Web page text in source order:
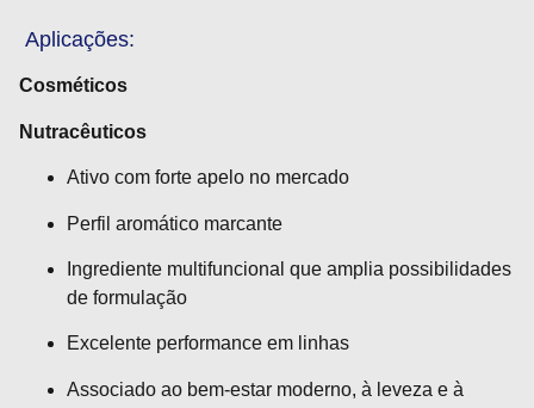
Aplicações:
Cosméticos
Nutracêuticos
Ativo com forte apelo no mercado
Perfil aromático marcante
Ingrediente multifuncional que amplia possibilidades
de formulação
Excelente performance em linhas
Associado ao bem-estar moderno, à leveza e à